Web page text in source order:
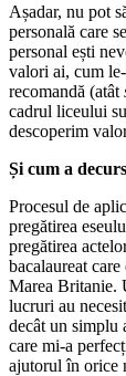
Așadar, nu pot
personală care
personal ești
valori ai, cum
recomandă (atât
cadrul liceului
descoperim
Și cum a
Procesul de
pregătirea
pregătirea
bacalaureat
Marea Britanie.
lucruri au
decât un simplu
care mi-a
ajutorul în orice